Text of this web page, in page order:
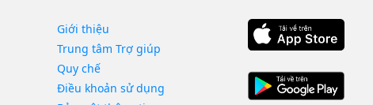
Giới thiệu
Trung tâm Trợ giúp
Quy chế
Điều khoản sử dụng